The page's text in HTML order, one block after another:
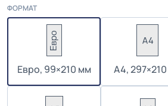
ФОРМАТ
Евро, 99×210 мм А4,